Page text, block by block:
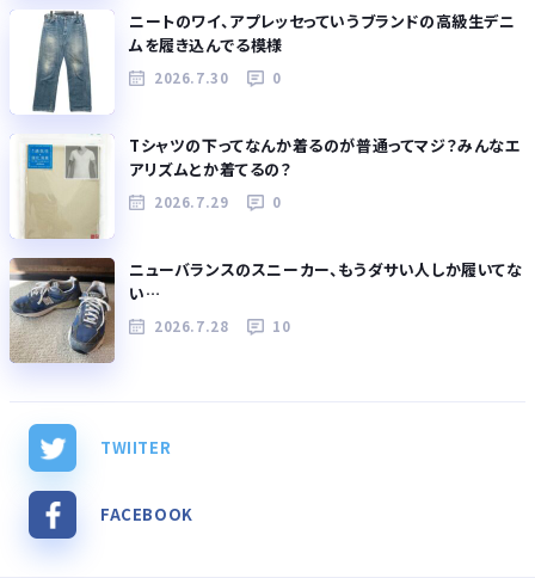
ニートのワイ、アプレッセっていうブランドの高級生デニ
ムを履き込んでる模様
2026.7.30 0
Tシャツの下ってなんか着るのが普通ってマジ？みんなエ
アリズムとか着てるの？
2026.7.29 0
ニューバランスのスニーカー、もうダサい人しか履いてな
い…
2026.7.28 10
TWIITER
FACEBOOK